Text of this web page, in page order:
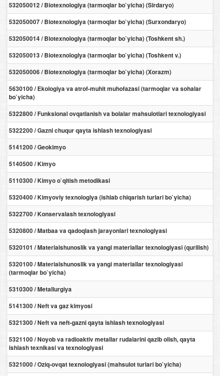
532050012 / Biotexnologiya (tarmoqlar bo`yicha) (Sirdaryo)
532050007 / Biotexnologiya (tarmoqlar bo`yicha) (Surxondaryo)
532050014 / Biotexnologiya (tarmoqlar bo`yicha) (Toshkent sh.)
532050013 / Biotexnologiya (tarmoqlar bo`yicha) (Toshkent v.)
532050006 / Biotexnologiya (tarmoqlar bo`yicha) (Xorazm)
5630100 / Ekologiya va atrof-muhit muhofazasi (tarmoqlar va sohalar
bo`yicha)
5322800 / Funksional ovqatlanish va bolalar mahsulotlari texnologiyasi
5322200 / Gazni chuqur qayta ishlash texnologiyasi
5141200 / Geokimyo
5140500 / Kimyo
5110300 / Kimyo o`qitish metodikasi
5320400 / Kimyoviy texnologiya (ishlab chiqarish turlari bo`yicha)
5322700 / Konservalash texnologiyasi
5320800 / Matbaa va qadoqlash jarayonlari texnologiyasi
5320101 / Materialshunoslik va yangi materiallar texnologiyasi (qurilish)
5320100 / Materialshunoslik va yangi materiallar texnologiyasi
(tarmoqlar bo`yicha)
5310300 / Metallurgiya
5141300 / Neft va gaz kimyosi
5321300 / Neft va neft-gazni qayta ishlash texnologiyasi
5321100 / Noyob va radioaktiv metallar rudalarini qazib olish, qayta
ishlash texnikasi va texnologiyasi
5321000 / Oziq-ovqat texnologiyasi (mahsulot turlari bo`yicha)